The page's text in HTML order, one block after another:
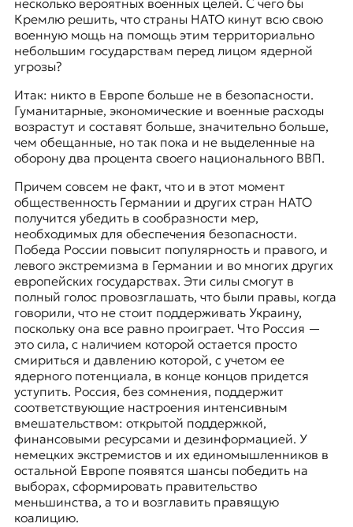
несколько вероятных военных целей. С чего бы
Кремлю решить, что страны НАТО кинут всю свою
военную мощь на помощь этим территориально
небольшим государствам перед лицом ядерной
угрозы?
Итак: никто в Европе больше не в безопасности.
Гуманитарные, экономические и военные расходы
возрастут и составят больше, значительно больше,
чем обещанные, но так пока и не выделенные на
оборону два процента своего национального ВВП.
Причем совсем не факт, что и в этот момент
общественность Германии и других стран НАТО
получится убедить в сообразности мер,
необходимых для обеспечения безопасности.
Победа России повысит популярность и правого, и
левого экстремизма в Германии и во многих других
европейских государствах. Эти силы смогут в
полный голос провозглашать, что были правы, когда
говорили, что не стоит поддерживать Украину,
поскольку она все равно проиграет. Что Россия —
это сила, с наличием которой остается просто
смириться и давлению которой, с учетом ее
ядерного потенциала, в конце концов придется
уступить. Россия, без сомнения, поддержит
соответствующие настроения интенсивным
вмешательством: открытой поддержкой,
финансовыми ресурсами и дезинформацией. У
немецких экстремистов и их единомышленников в
остальной Европе появятся шансы победить на
выборах, сформировать правительство
меньшинства, а то и возглавить правящую
коалицию.